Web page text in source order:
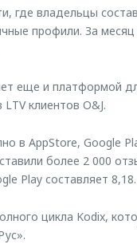
где владельцы
профили. За
еще и платформой
клиентов O&J.
в AppStore, Google
более 2 000
Play составляет 8,18.
цикла Kodix,